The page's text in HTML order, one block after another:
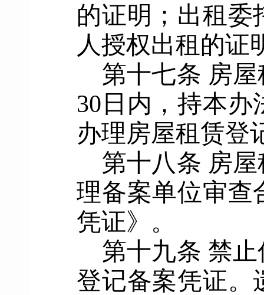
的证明 ； 出租委
人授权出租的证
第十七条 房
30 日内，持本办
办理房屋租赁登
第十八条 房
理备案单位审查
凭证》 。
第十九条 禁
登记备案凭证。